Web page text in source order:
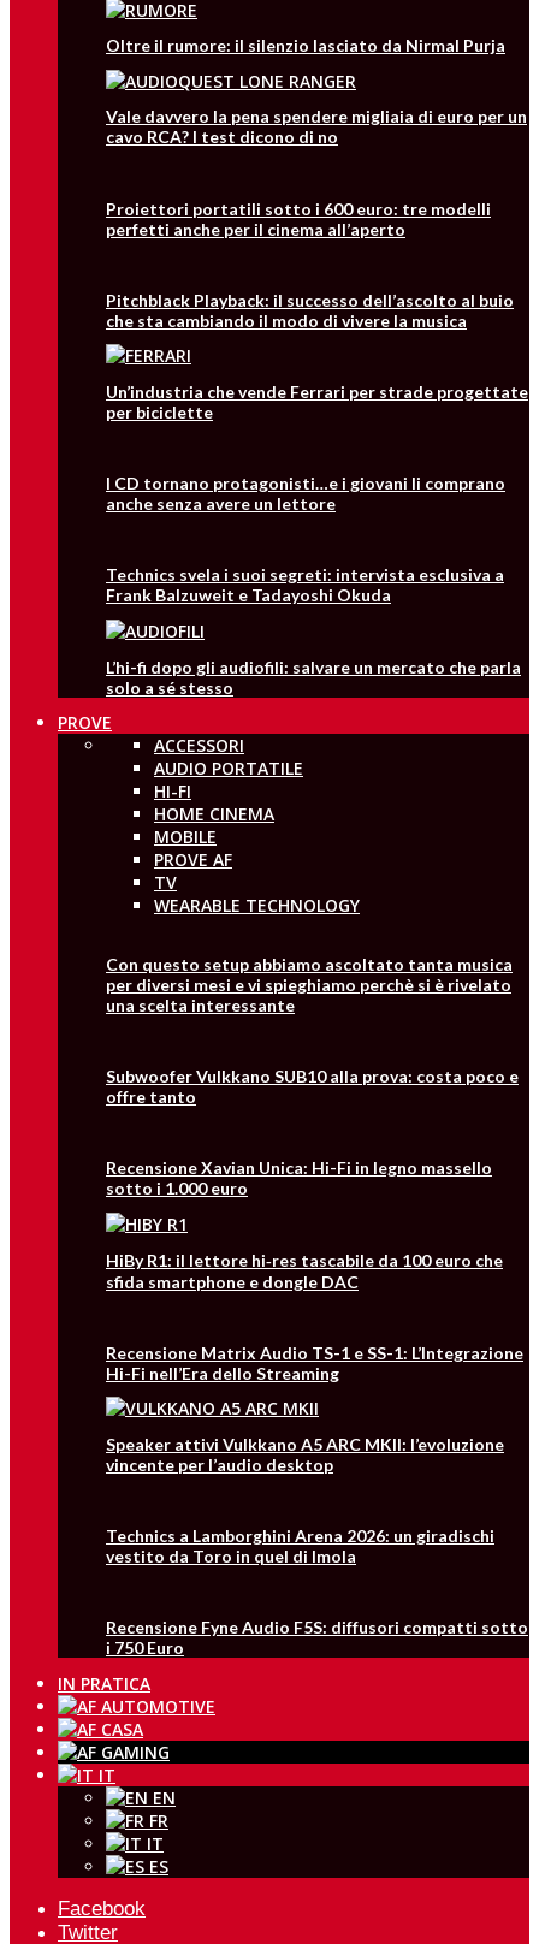
Oltre il rumore: il silenzio lasciato da Nirmal Purja
Vale davvero la pena spendere migliaia di euro per un
cavo RCA? I test dicono di no
Proiettori portatili sotto i 600 euro: tre modelli
perfetti anche per il cinema all’aperto
Pitchblack Playback: il successo dell’ascolto al buio
che sta cambiando il modo di vivere la musica
Un’industria che vende Ferrari per strade progettate
per biciclette
I CD tornano protagonisti…e i giovani li comprano
anche senza avere un lettore
Technics svela i suoi segreti: intervista esclusiva a
Frank Balzuweit e Tadayoshi Okuda
L’hi-fi dopo gli audiofili: salvare un mercato che parla
solo a sé stesso
PROVE
ACCESSORI
AUDIO PORTATILE
HI-FI
HOME CINEMA
MOBILE
PROVE AF
TV
WEARABLE TECHNOLOGY
Con questo setup abbiamo ascoltato tanta musica
per diversi mesi e vi spieghiamo perchè si è rivelato
una scelta interessante
Subwoofer Vulkkano SUB10 alla prova: costa poco e
offre tanto
Recensione Xavian Unica: Hi-Fi in legno massello
sotto i 1.000 euro
HiBy R1: il lettore hi‑res tascabile da 100 euro che
sfida smartphone e dongle DAC
Recensione Matrix Audio TS-1 e SS-1: L’Integrazione
Hi-Fi nell’Era dello Streaming
Speaker attivi Vulkkano A5 ARC MKII: l’evoluzione
vincente per l’audio desktop
Technics a Lamborghini Arena 2026: un giradischi
vestito da Toro in quel di Imola
Recensione Fyne Audio F5S: diffusori compatti sotto
i 750 Euro
IN PRATICA
IT
EN
FR
IT
ES
Facebook
Twitter